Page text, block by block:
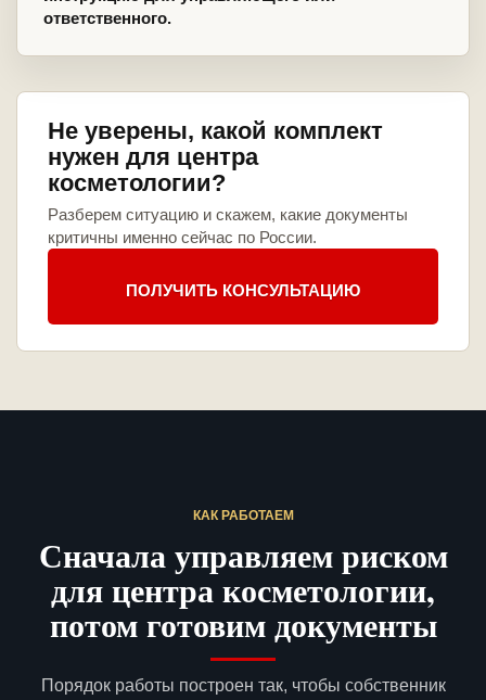
ответственного.
Не уверены, какой комплект
нужен для центра
косметологии?
Разберем ситуацию и скажем, какие документы
критичны именно сейчас по России.
ПОЛУЧИТЬ КОНСУЛЬТАЦИЮ
КАК РАБОТАЕМ
Сначала управляем риском
для центра косметологии,
потом готовим документы
Порядок работы построен так, чтобы собственник